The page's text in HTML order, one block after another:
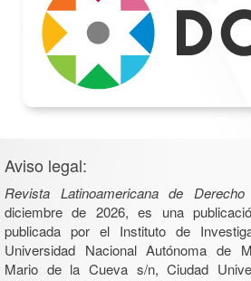
Aviso legal:
Revista Latinoamericana de Derecho
diciembre de 2026, es una
publicada por el Instituto de
Universidad Nacional Autónoma de
Mario de la Cueva s/n, Ciudad